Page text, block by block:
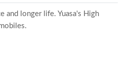
and longer life. Yuasa's High